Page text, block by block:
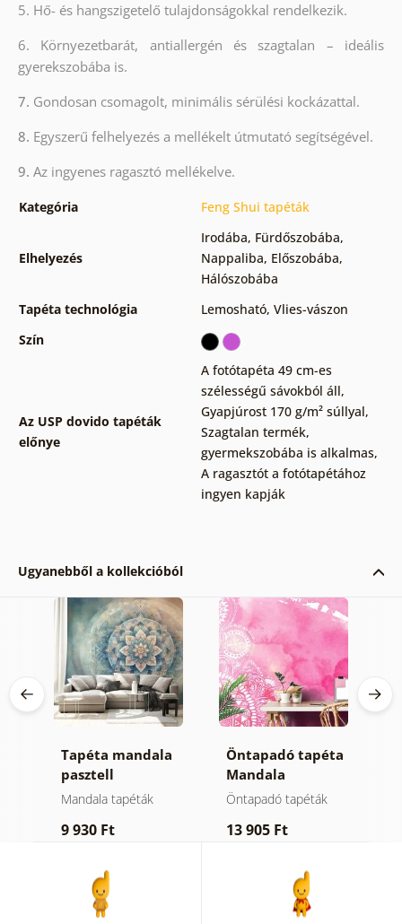
5. Hő- és hangszigetelő tulajdonságokkal rendelkezik.
6. Környezetbarát, antiallergén és szagtalan – ideális
gyerekszobába is.
7. Gondosan csomagolt, minimális sérülési kockázattal.
8. Egyszerű felhelyezés a mellékelt útmutató segítségével.
9. Az ingyenes ragasztó mellékelve.
Kategória Feng Shui tapéták
Elhelyezés
Irodába, Fürdőszobába,
Nappaliba, Előszobába,
Hálószobába
Tapéta technológia
Lemosható, Vlies-vászon
Szín
Az USP dovido tapéták
előnye
A fotótapéta 49 cm-es
szélességű sávokból áll,
Gyapjúrost 170 g/m² súllyal,
Szagtalan termék,
gyermekszobába is alkalmas,
A ragasztót a fotótapétához
ingyen kapják
Ugyanebből a kollekcióból
Tapéta mandala
pasztell
árnyalatokban
Mandala tapéták
9 930 Ft
Öntapadó tapéta
Mandala
rószaszín akvarell
Öntapadó tapéták
13 905 Ft